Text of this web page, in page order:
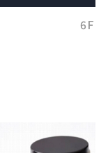
6F